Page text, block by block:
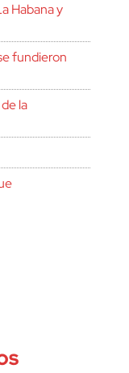
Habana y
fundieron
la